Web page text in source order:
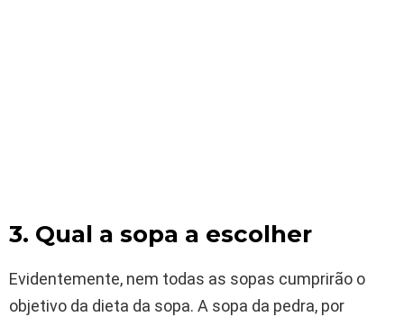
3. Qual a sopa a escolher
Evidentemente, nem todas as sopas cumprirão o
objetivo da dieta da sopa. A sopa da pedra, por